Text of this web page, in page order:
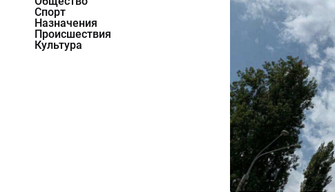
Спорт
Назначения
Происшествия
Культура